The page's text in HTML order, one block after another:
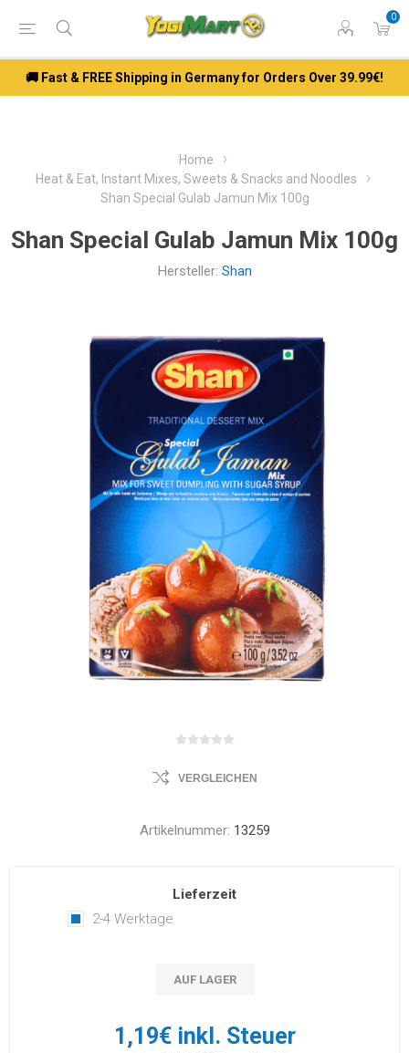
0
🚚 Fast & FREE Shipping in Germany for Orders Over 39.99€!
Home
Heat & Eat, Instant Mixes, Sweets & Snacks and Noodles
Shan Special Gulab Jamun Mix 100g
Shan Special Gulab Jamun Mix 100g
Hersteller: Shan
VERGLEICHEN
Artikelnummer: 13259
Lieferzeit
2-4 Werktage
AUF LAGER
1,19€ inkl. Steuer